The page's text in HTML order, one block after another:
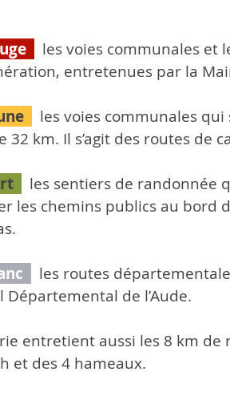
les voies communales
entretenues par la
les voies communales
32 km. Il s’agit des routes de
les sentiers de randonnée
les chemins publics au bord
les routes
Départemental de l’Aude.
entretient aussi les 8 km
et des 4 hameaux.